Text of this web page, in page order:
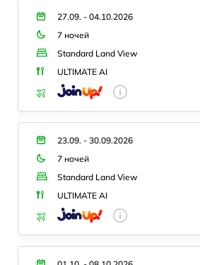
27.09. - 04.10.2026
7 ночей
Standard Land View
ULTIMATE AI
23.09. - 30.09.2026
7 ночей
Standard Land View
ULTIMATE AI